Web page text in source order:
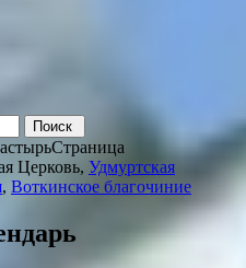
Страница
Церковь, Удмуртская
, Воткинское благочиние